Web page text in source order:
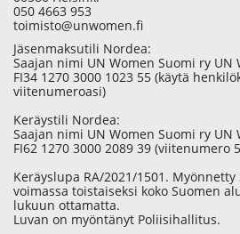
050 4663 953
toimisto@unwomen.fi
Jäsenmaksutili Nordea:
Saajan nimi UN Women Suomi ry UN
FI34 1270 3000 1023 55 (käytä
viitenumeroasi)
Keräystili Nordea:
Saajan nimi UN Women Suomi ry UN
FI62 1270 3000 2089 39 (viitenumero
Keräyslupa RA/2021/1501. Myönnetty
voimassa toistaiseksi koko Suomen
lukuun ottamatta.
Luvan on myöntänyt Poliisihallitus.